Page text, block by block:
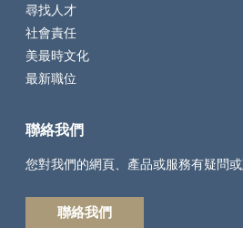
尋找人才
社會責任
美最時文化
最新職位
聯絡我們
您對我們的網頁、產品或服務有疑問
聯絡我們